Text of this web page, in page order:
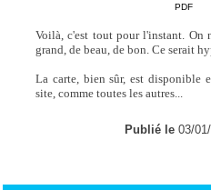
PDF
Voilà, c'est tout pour l'instant. On
grand, de beau, de bon. Ce serait
La carte, bien sûr, est disponible
site, comme toutes les autres...
Publié le 03/